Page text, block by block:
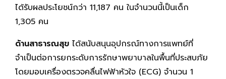
ได้รับผลประโยชน์กว่า 11,187 คน ในจำนวนนี้เป็นเด็ก
1,305 คน
ด้านสาธารณสุข ได้สนับสนุนอุปกรณ์ทางการแพทย์ที่
จำเป็นต่อการยกระดับการรักษาพยาบาลในพื้นที่ประสบภัย
โดยมอบเครื่องตรวจคลื่นไฟฟ้าหัวใจ (ECG) จำนวน 1